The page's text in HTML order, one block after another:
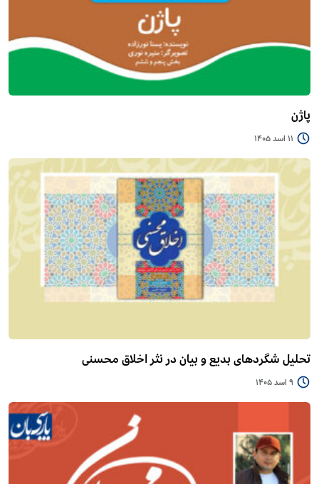
پاژن
11 اسد 1405
تحلیل شگردهای بدیع و بیان در نثر اخلاق محسنی
9 اسد 1405